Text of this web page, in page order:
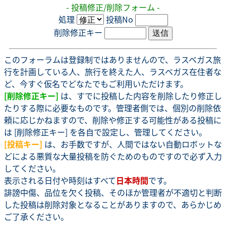
- 投稿修正/削除フォーム -
処理
投稿No
削除修正キー
このフォーラムは登録制ではありませんので、ラスベガス旅
行を計画している人、旅行を終えた人、ラスベガス在住者な
ど、今すぐ仮名でどなたでもご利用いただけます。
[削除修正キー] は、すでに投稿した内容を削除したり修正し
たりする際に必要なものです。管理者側では、個別の削除依
頼に応じかねますので、削除や修正する可能性がある投稿に
は [削除修正キー] を各自で設定し、管理してください。
[投稿キー] は、お手数ですが、人間ではない自動ロボットな
どによる悪質な大量投稿を防ぐためのものですので必ず入力
してください。
表示される日付や時刻はすべて日本時間です。
誹謗中傷、品位を欠く投稿、そのほか管理者が不適切と判断
した投稿は削除対象となることがありますので、あらかじめ
ご了承ください。